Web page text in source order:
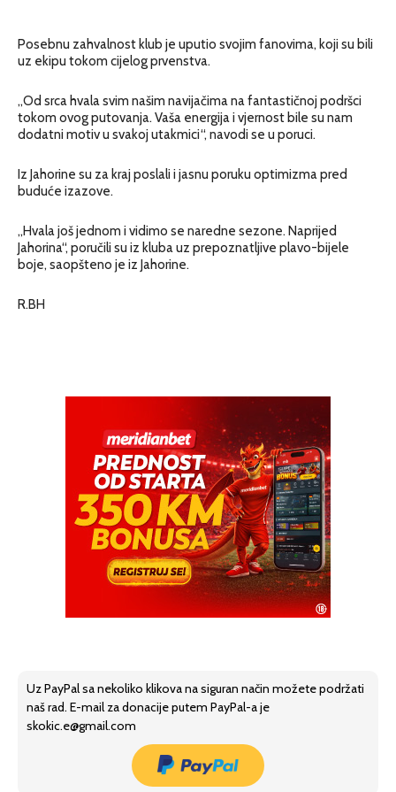
Posebnu zahvalnost klub je uputio svojim fanovima, koji su bili
uz ekipu tokom cijelog prvenstva.
„Od srca hvala svim našim navijačima na fantastičnoj podršci
tokom ovog putovanja. Vaša energija i vjernost bile su nam
dodatni motiv u svakoj utakmici“, navodi se u poruci.
Iz Jahorine su za kraj poslali i jasnu poruku optimizma pred
buduće izazove.
„Hvala još jednom i vidimo se naredne sezone. Naprijed
Jahorina“, poručili su iz kluba uz prepoznatljive plavo-bijele
boje, saopšteno je iz Jahorine.
R.BH
Uz PayPal sa nekoliko klikova na siguran način možete podržati
naš rad. E-mail za donacije putem PayPal-a je
skokic.e@gmail.com